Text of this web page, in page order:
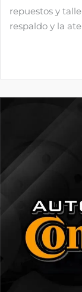
repuestos y
respaldo y la